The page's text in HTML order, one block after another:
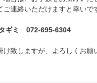
連絡いただけますと幸いで
ギミ 072-695-6304
け致しますが、よろしくお願